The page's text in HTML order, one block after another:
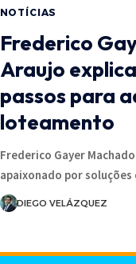
NOTÍCIAS
Frederico
Araujo
passos para
loteamento
Frederico Gayer
apaixonado por
DIEGO VELÁZQUEZ